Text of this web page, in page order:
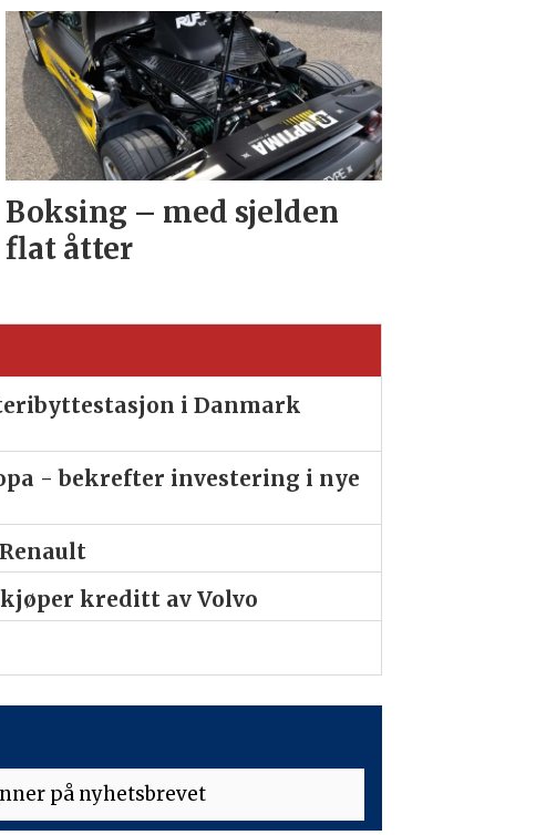
Boksing – med sjelden
flat åtter
i Danmark
- bekrefter investering i nye
kreditt av Volvo